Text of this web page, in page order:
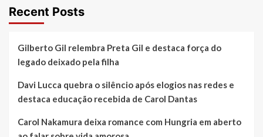
Recent Posts
Gilberto Gil relembra Preta Gil e destaca força do
legado deixado pela filha
Davi Lucca quebra o silêncio após elogios nas redes e
destaca educação recebida de Carol Dantas
Carol Nakamura deixa romance com Hungria em aberto